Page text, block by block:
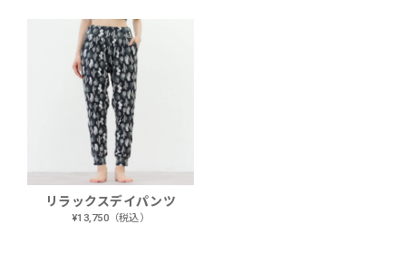
リラックスデイパンツ
¥13,750（税込）